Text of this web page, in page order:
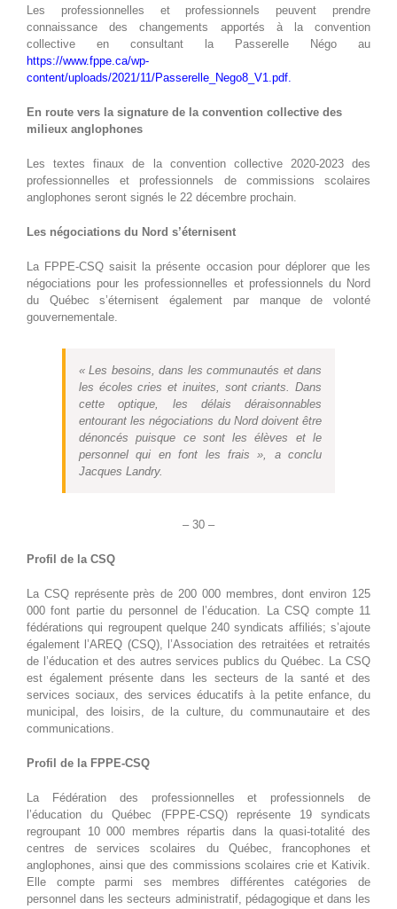
Les professionnelles et professionnels peuvent prendre
connaissance des changements apportés à la convention
collective en consultant la Passerelle Négo au
https://www.fppe.ca/wp-
content/uploads/2021/11/Passerelle_Nego8_V1.pdf.
En route vers la signature de la convention collective des
milieux anglophones
Les textes finaux de la convention collective 2020-2023 des
professionnelles et professionnels de commissions scolaires
anglophones seront signés le 22 décembre prochain.
Les négociations du Nord s’éternisent
La FPPE-CSQ saisit la présente occasion pour déplorer que les
négociations pour les professionnelles et professionnels du Nord
du Québec s’éternisent également par manque de volonté
gouvernementale.
« Les besoins, dans les communautés et dans
les écoles cries et inuites, sont criants. Dans
cette optique, les délais déraisonnables
entourant les négociations du Nord doivent être
dénoncés puisque ce sont les élèves et le
personnel qui en font les frais », a conclu
Jacques Landry.
– 30 –
Profil de la CSQ
La CSQ représente près de 200 000 membres, dont environ 125
000 font partie du personnel de l’éducation. La CSQ compte 11
fédérations qui regroupent quelque 240 syndicats affiliés; s’ajoute
également l’AREQ (CSQ), l’Association des retraitées et retraités
de l’éducation et des autres services publics du Québec. La CSQ
est également présente dans les secteurs de la santé et des
services sociaux, des services éducatifs à la petite enfance, du
municipal, des loisirs, de la culture, du communautaire et des
communications.
Profil de la FPPE-CSQ
La Fédération des professionnelles et professionnels de
l’éducation du Québec (FPPE-CSQ) représente 19 syndicats
regroupant 10 000 membres répartis dans la quasi-totalité des
centres de services scolaires du Québec, francophones et
anglophones, ainsi que des commissions scolaires crie et Kativik.
Elle compte parmi ses membres différentes catégories de
personnel dans les secteurs administratif, pédagogique et dans les